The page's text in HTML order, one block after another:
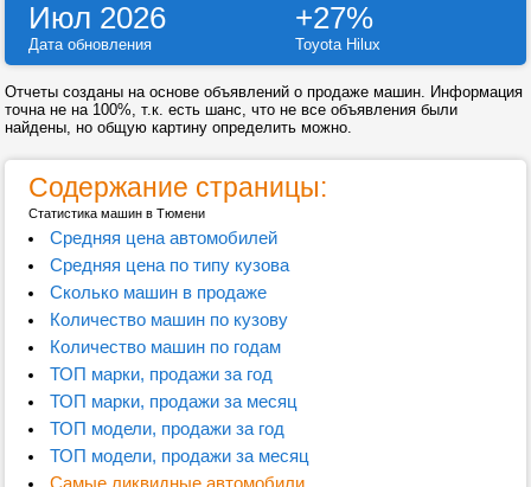
Июл 2026 +27%
Дата обновления Toyota Hilux
Отчеты созданы на основе объявлений о продаже машин. Информация
точна не на 100%, т.к. есть шанс, что не все объявления были
найдены, но общую картину определить можно.
Содержание страницы:
Статистика машин в Тюмени
Средняя цена автомобилей
Средняя цена по типу кузова
Сколько машин в продаже
Количество машин по кузову
Количество машин по годам
ТОП марки, продажи за год
ТОП марки, продажи за месяц
ТОП модели, продажи за год
ТОП модели, продажи за месяц
Самые ликвидные автомобили